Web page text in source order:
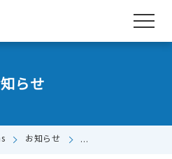
らせ
お知らせ